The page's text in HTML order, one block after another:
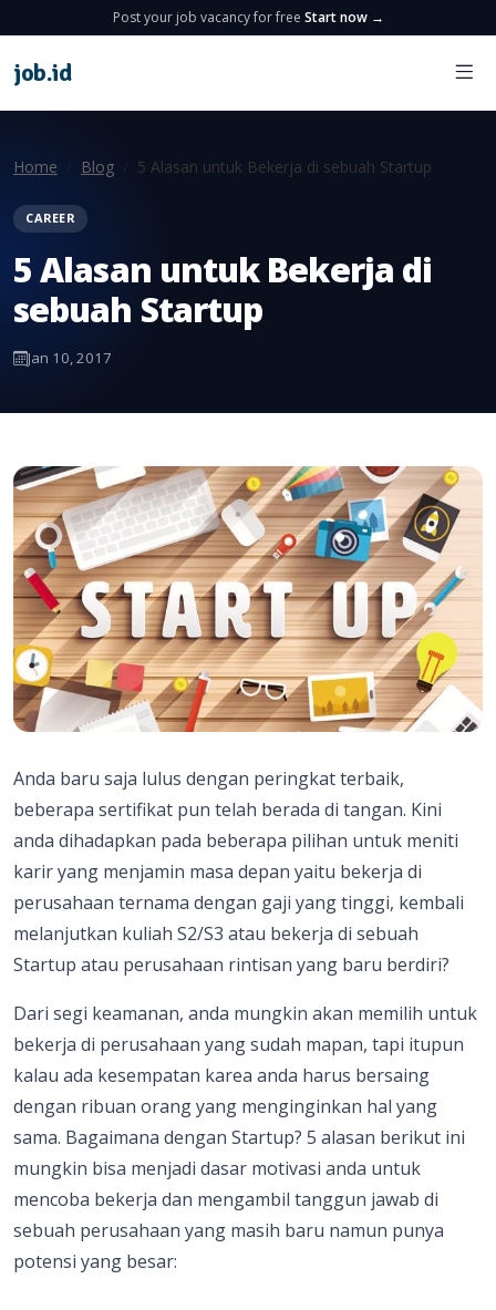
Post your job vacancy for free Start now →
job.id
Home Blog 5 Alasan untuk Bekerja di sebuah Startup
CAREER
5 Alasan untuk Bekerja di
sebuah Startup
Jan 10, 2017
Anda baru saja lulus dengan peringkat terbaik,
beberapa sertifikat pun telah berada di tangan. Kini
anda dihadapkan pada beberapa pilihan untuk meniti
karir yang menjamin masa depan yaitu bekerja di
perusahaan ternama dengan gaji yang tinggi, kembali
melanjutkan kuliah S2/S3 atau bekerja di sebuah
Startup atau perusahaan rintisan yang baru berdiri?
Dari segi keamanan, anda mungkin akan memilih untuk
bekerja di perusahaan yang sudah mapan, tapi itupun
kalau ada kesempatan karea anda harus bersaing
dengan ribuan orang yang menginginkan hal yang
sama. Bagaimana dengan Startup? 5 alasan berikut ini
mungkin bisa menjadi dasar motivasi anda untuk
mencoba bekerja dan mengambil tanggun jawab di
sebuah perusahaan yang masih baru namun punya
potensi yang besar: